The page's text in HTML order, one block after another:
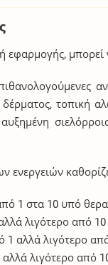
εφαρμογής,
τοπική
ενεργειών
1 στα 10 υπό
λιγότερο από
1 αλλά λιγότερο
λιγότερο από